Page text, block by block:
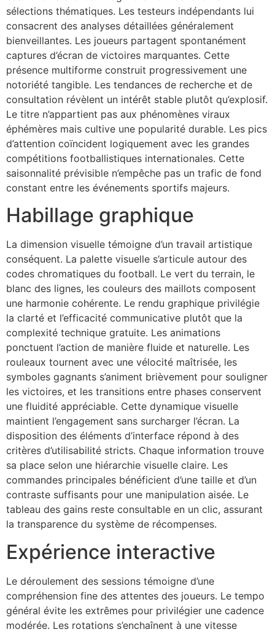
sélections thématiques. Les testeurs indépendants lui
consacrent des analyses détaillées généralement
bienveillantes. Les joueurs partagent spontanément
captures d’écran de victoires marquantes. Cette
présence multiforme construit progressivement une
notoriété tangible. Les tendances de recherche et de
consultation révèlent un intérêt stable plutôt qu’explosif.
Le titre n’appartient pas aux phénomènes viraux
éphémères mais cultive une popularité durable. Les pics
d’attention coïncident logiquement avec les grandes
compétitions footballistiques internationales. Cette
saisonnalité prévisible n’empêche pas un trafic de fond
constant entre les événements sportifs majeurs.
Habillage graphique
La dimension visuelle témoigne d’un travail artistique
conséquent. La palette visuelle s’articule autour des
codes chromatiques du football. Le vert du terrain, le
blanc des lignes, les couleurs des maillots composent
une harmonie cohérente. Le rendu graphique privilégie
la clarté et l’efficacité communicative plutôt que la
complexité technique gratuite. Les animations
ponctuent l’action de manière fluide et naturelle. Les
rouleaux tournent avec une vélocité maîtrisée, les
symboles gagnants s’animent brièvement pour souligner
les victoires, et les transitions entre phases conservent
une fluidité appréciable. Cette dynamique visuelle
maintient l’engagement sans surcharger l’écran. La
disposition des éléments d’interface répond à des
critères d’utilisabilité stricts. Chaque information trouve
sa place selon une hiérarchie visuelle claire. Les
commandes principales bénéficient d’une taille et d’un
contraste suffisants pour une manipulation aisée. Le
tableau des gains reste consultable en un clic, assurant
la transparence du système de récompenses.
Expérience interactive
Le déroulement des sessions témoigne d’une
compréhension fine des attentes des joueurs. Le tempo
général évite les extrêmes pour privilégier une cadence
modérée. Les rotations s’enchaînent à une vitesse